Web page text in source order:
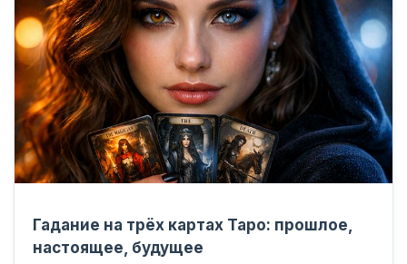
Гадание на трёх картах Таро: прошлое,
настоящее, будущее